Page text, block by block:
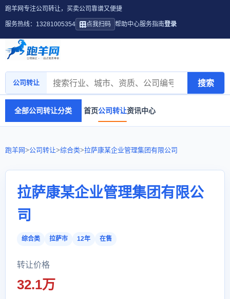
跑羊网专注公司转让，买卖公司靠谱又便捷
服务热线：13281005354 点我扫码 帮助中心服务指南登录
公司转让 搜索
全部公司转让分类 首页公司转让资讯中心
跑羊网>公司转让>综合类>拉萨康某企业管理集团有限公司
拉萨康某企业管理集团有限公
司
综合类 拉萨市 12年 在售
转让价格
32.1万